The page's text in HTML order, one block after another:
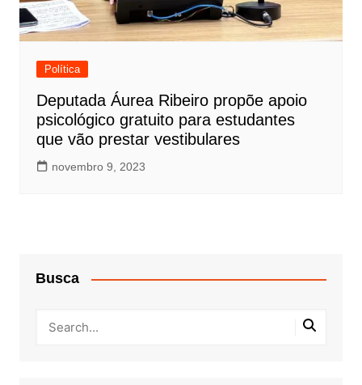
Política
Deputada Áurea Ribeiro propõe apoio
psicológico gratuito para estudantes
que vão prestar vestibulares
novembro 9, 2023
Busca